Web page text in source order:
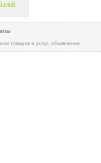
едой
товаров и услуг, объявления